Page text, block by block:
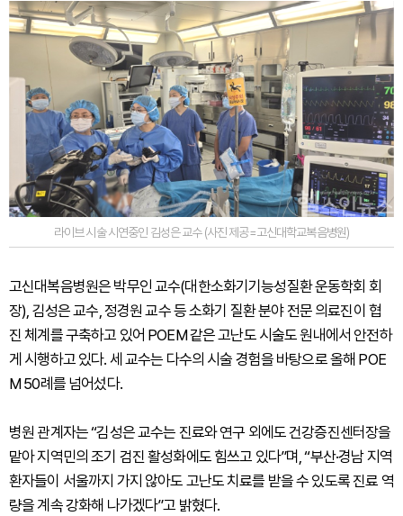
라이브 시술 시연중인 김성은 교수 (사진 제공=고신대학교복음병원)
고신대복음병원은 박무인 교수(대한소화기기능성질환 운동학회 회
장), 김성은 교수, 정경원 교수 등 소화기 질환 분야 전문 의료진이 협
진 체계를 구축하고 있어 POEM 같은 고난도 시술도 원내에서 안전하
게 시행하고 있다. 세 교수는 다수의 시술 경험을 바탕으로 올해 POE
M 50례를 넘어섰다.
병원 관계자는 “김성은 교수는 진료와 연구 외에도 건강증진센터장을
맡아 지역민의 조기 검진 활성화에도 힘쓰고 있다”며, “부산·경남 지역
환자들이 서울까지 가지 않아도 고난도 치료를 받을 수 있도록 진료 역
량을 계속 강화해 나가겠다”고 밝혔다.